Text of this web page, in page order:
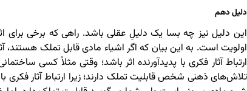
دلیل دهم
اولویت است. به این بیان که اگر اشیاء مادی قابل تملک
تلاش‌های ذهنی شخص قابلیت تملک دارند؛ زیرا ارتباط آثار